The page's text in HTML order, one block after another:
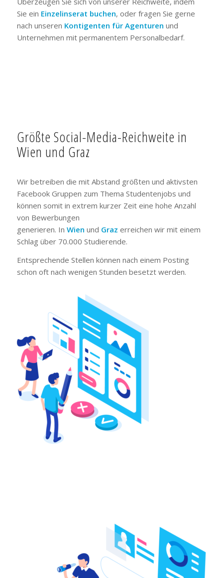
Sie ein Einzelinserat buchen, oder fragen Sie gerne
nach unseren Kontigenten für Agenturen und
Unternehmen mit permanentem Personalbedarf.
Größte Social-Media-Reichweite in
Wien und Graz
Wir betreiben die mit Abstand größten und aktivsten
Facebook Gruppen zum Thema Studentenjobs und
können somit in extrem kurzer Zeit eine hohe Anzahl
von Bewerbungen
generieren. In Wien und Graz erreichen wir mit einem
Schlag über 70.000 Studierende.
Entsprechende Stellen können nach einem Posting
schon oft nach wenigen Stunden besetzt werden.